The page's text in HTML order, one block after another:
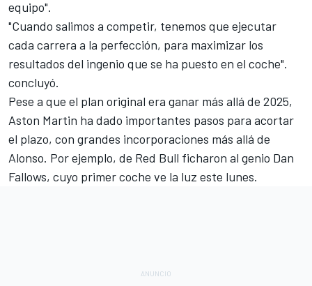
equipo".
"Cuando salimos a competir, tenemos que ejecutar
cada carrera a la perfección, para maximizar los
resultados del ingenio que se ha puesto en el coche".
concluyó.
Pese a que el plan original era ganar más allá de 2025,
Aston Martin ha dado importantes pasos para acortar
el plazo, con grandes incorporaciones más allá de
Alonso. Por ejemplo, de Red Bull ficharon al genio Dan
Fallows, cuyo primer coche ve la luz este lunes.